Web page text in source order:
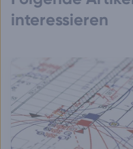
interessieren